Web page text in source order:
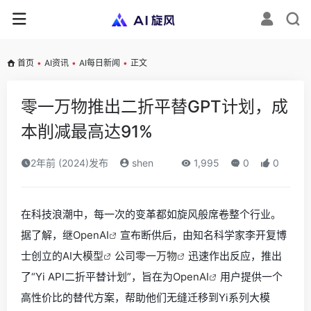
首页 • AI资讯 • AI每日新闻 • 正文
零一万物推出二折平替GPT计划，成
本削减最高达91%
2年前 (2024)发布 shen 1,995 0 0
在科技浪潮中，每一次的变革都如旋风般席卷整个行业。
据了解，继OpenAI
宣布断供后，由知名科学家李开复博
士创立的AI大模型 公司零一万物
迅速作出反应，推出
了“Yi API二折平替计划”，旨在为OpenAI
用户提供一个
高性价比的替代方案，帮助他们无缝迁移到Yi系列大模